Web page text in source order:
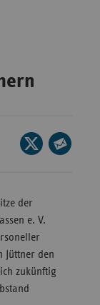
Seite
auf
der
e. V.
Jüttner den
zukünftig